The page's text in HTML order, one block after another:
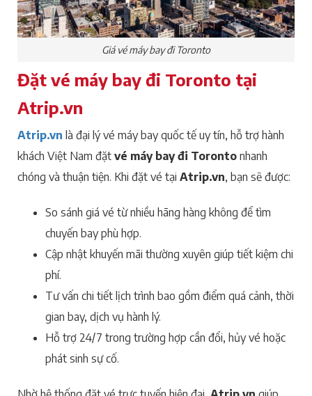
Giá vé máy bay đi Toronto
Đặt vé máy bay đi Toronto tại
Atrip.vn
Atrip.vn là đại lý vé máy bay quốc tế uy tín, hỗ trợ hành
khách Việt Nam đặt vé máy bay đi Toronto nhanh
chóng và thuận tiện. Khi đặt vé tại Atrip.vn, bạn sẽ được:
So sánh giá vé từ nhiều hãng hàng không để tìm
chuyến bay phù hợp.
Cập nhật khuyến mãi thường xuyên giúp tiết kiệm chi
phí.
Tư vấn chi tiết lịch trình bao gồm điểm quá cảnh, thời
gian bay, dịch vụ hành lý.
Hỗ trợ 24/7 trong trường hợp cần đổi, hủy vé hoặc
phát sinh sự cố.